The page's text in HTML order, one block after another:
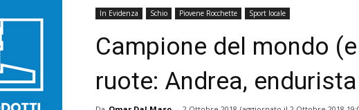
In Evidenza Schio Piovene Rocchette Sport locale
Campione del mondo
ruote: Andrea,